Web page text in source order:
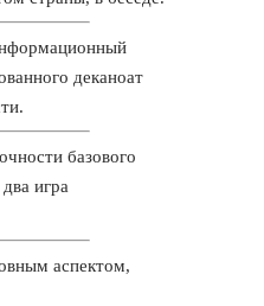
деканоат
базового
игра
аспектом,